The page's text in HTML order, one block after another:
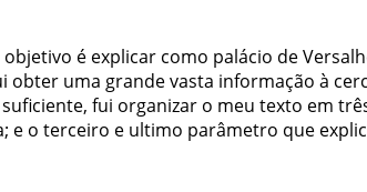
objetivo é explicar como palácio de
obter uma grandevasta informação à
suficiente, fui organizar o meu texto em
; e o terceiro e ultimo parâmetro que